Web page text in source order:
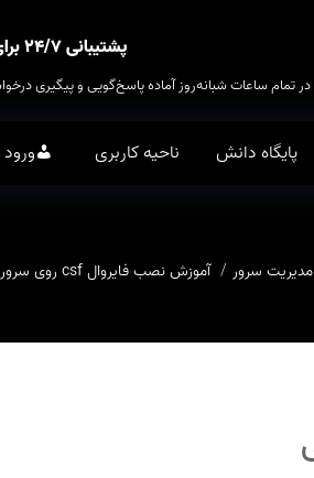
پشتیبانی ۲۴/۷ برای میزبانی مطمئن
در تمام ساعات شبانه‌روز آماده پاسخ‌گویی و پیگیری
پایگاه دانش ناحیه کاربری
مدیریت سرور آموزش نصب فایروال csf روی سرور مجازی یا اختصاصی